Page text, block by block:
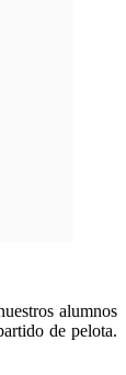
alumnos
de pelota.